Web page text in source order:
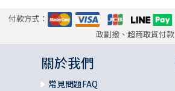
付款方式：
政劃撥、超商取貨付款
關於我們
常見問題FAQ